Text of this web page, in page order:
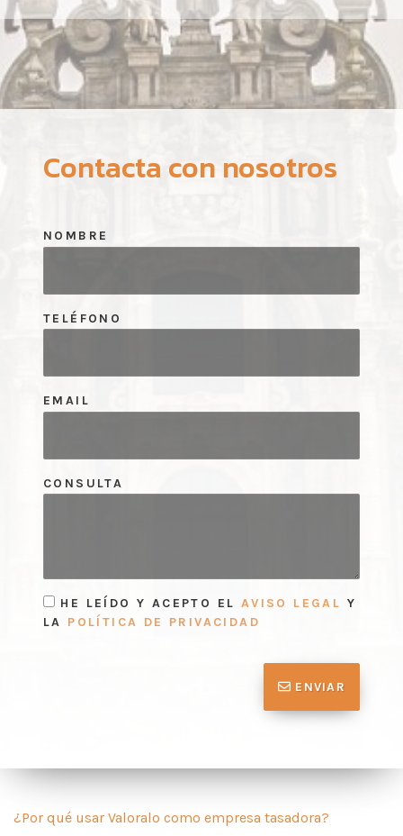
Contacta con nosotros
NOMBRE
TELÉFONO
EMAIL
CONSULTA
HE LEÍDO Y ACEPTO EL AVISO LEGAL Y
LA POLÍTICA DE PRIVACIDAD
ENVIAR
¿Por qué usar Valoralo como empresa tasadora?